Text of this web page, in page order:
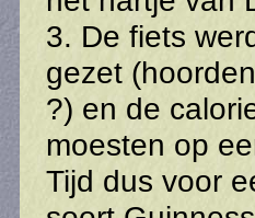
3. De fiets
gezet
?) en de
moesten op
Tijd dus voor